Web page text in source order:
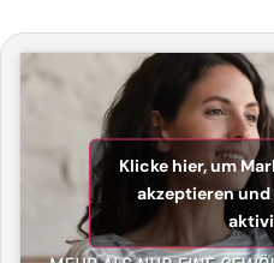
Klicke hier, um
akzeptieren